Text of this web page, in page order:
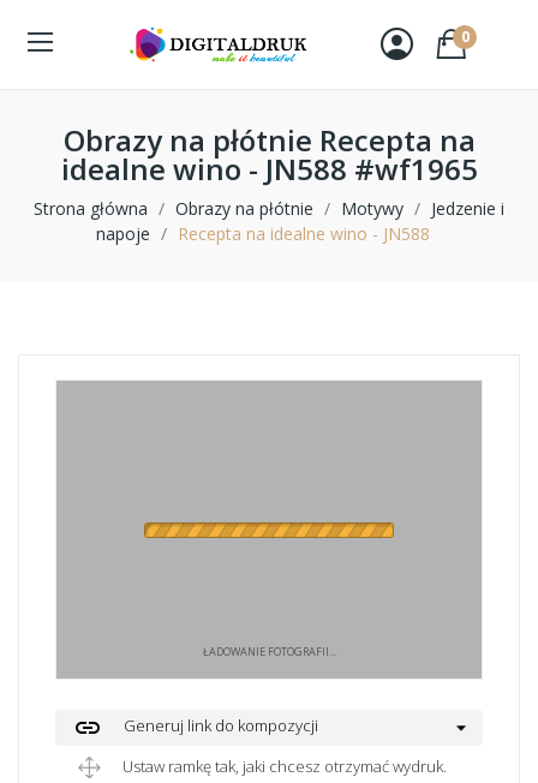
0
Obrazy na płótnie Recepta na
idealne wino - JN588 #wf1965
Strona główna Obrazy na płótnie Motywy
Jedzenie i
napoje
Recepta na idealne wino - JN588
ŁADOWANIE FOTOGRAFII...
link
Generuj link do kompozycji
Ustaw ramkę tak, jaki chcesz otrzymać wydruk.